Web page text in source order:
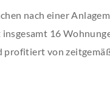
nach einer
16
profitiert von